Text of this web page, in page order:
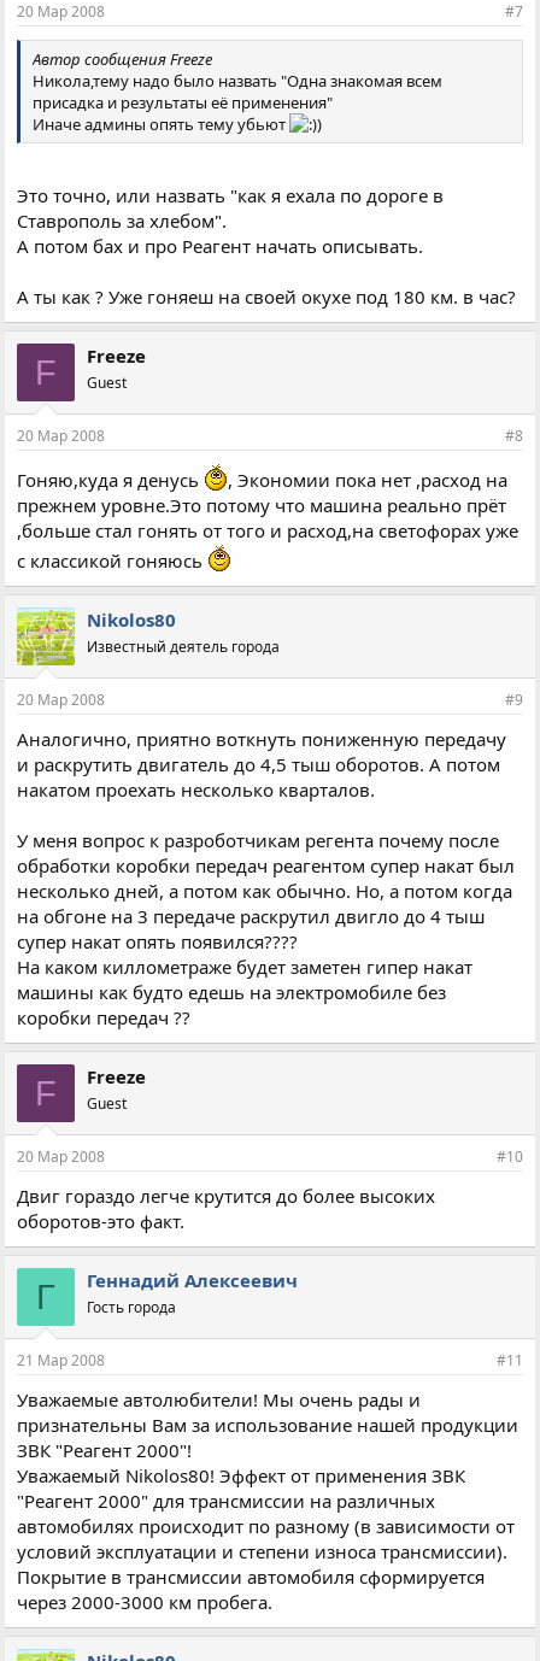
20 Мар 2008 #7
Автор сообщения Freeze
Никола,тему надо было назвать "Одна знакомая всем
присадка и результаты её применения"
Иначе админы опять тему убьют
Это точно, или назвать "как я ехала по дороге в
Ставрополь за хлебом".
А потом бах и про Реагент начать описывать.
А ты как ? Уже гоняеш на своей окухе под 180 км. в час?
F Freeze
Guest
20 Мар 2008 #8
Гоняю,куда я денусь
, Экономии пока нет ,расход на
прежнем уровне.Это потому что машина реально прёт
,больше стал гонять от того и расход,на светофорах уже
с классикой гоняюсь
Nikolos80
Известный деятель города
20 Мар 2008 #9
Аналогично, приятно воткнуть пониженную передачу
и раскрутить двигатель до 4,5 тыш оборотов. А потом
накатом проехать несколько кварталов.
У меня вопрос к разроботчикам регента почему после
обработки коробки передач реагентом супер накат был
несколько дней, а потом как обычно. Но, а потом когда
на обгоне на 3 передаче раскрутил двигло до 4 тыш
супер накат опять появился????
На каком киллометраже будет заметен гипер накат
машины как будто едешь на электромобиле без
коробки передач ??
F Freeze
Guest
20 Мар 2008 #10
Двиг гораздо легче крутится до более высоких
оборотов-это факт.
Г Геннадий Алексеевич
Гость города
21 Мар 2008 #11
Уважаемые автолюбители! Мы очень рады и
признательны Вам за использование нашей продукции
ЗВК "Реагент 2000"!
Уважаемый Nikolos80! Эффект от применения ЗВК
"Реагент 2000" для трансмиссии на различных
автомобилях происходит по разному (в зависимости от
условий эксплуатации и степени износа трансмиссии).
Покрытие в трансмиссии автомобиля сформируется
через 2000-3000 км пробега.